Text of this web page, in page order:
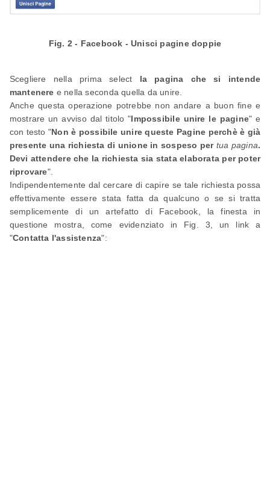
Fig. 2 - Facebook - Unisci pagine doppie
Scegliere nella prima select la pagina che si intende
mantenere e nella seconda quella da unire.
Anche questa operazione potrebbe non andare a buon fine e
mostrare un avviso dal titolo "Impossibile unire le pagine" e
con testo "Non è possibile unire queste Pagine perchè è già
presente una richiesta di unione in sospeso per tua pagina.
Devi attendere che la richiesta sia stata elaborata per poter
riprovare".
Indipendentemente dal cercare di capire se tale richiesta possa
effettivamente essere stata fatta da qualcuno o se si tratta
semplicemente di un artefatto di Facebook, la finesta in
questione mostra, come evidenziato in Fig. 3, un link a
"Contatta l'assistenza":